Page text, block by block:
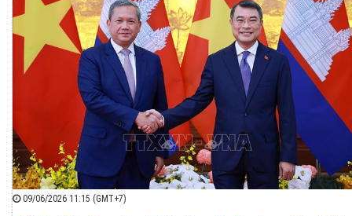
09/06/2026 11:15 (GMT+7)